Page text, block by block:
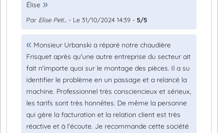
Élise
Par Elise Peti... - Le 31/10/2024 14:39 - 5/5
Monsieur Urbanski a réparé notre chaudière
Frisquet après qu'une autre entreprise du secteur ait
fait n'importe quoi sur le montage des pièces. Il a su
identifier le problème en un passage et a relancé la
machine. Professionnel très consciencieux et sérieux,
les tarifs sont très honnêtes. De même la personne
qui gère la facturation et la relation client est très
réactive et à l'écoute. Je recommande cette société